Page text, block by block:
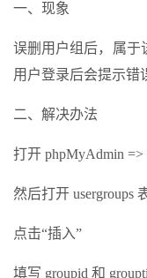
一、现象
误删用户组后，属于
用户登录后会提示错
二、解决办法
打开 phpMyAdmin
然后打开 usergroups
点击“插入”
填写 groupid 和